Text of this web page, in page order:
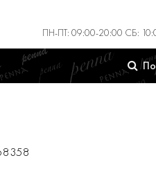
ПН-ПТ: 09:00-20:00 СБ: